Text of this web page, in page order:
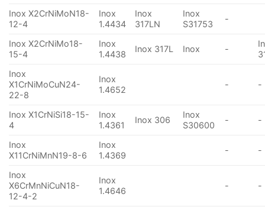
Inox X2CrNiMoN18-
12-4
Inox
1.4434
Inox
317LN
Inox
S31753
-
Inox X2CrNiMo18-
15-4
Inox
1.4438
Inox 317L Inox -
Inox
X1CrNiMoCuN24-
22-8
Inox
1.4652
- -
Inox X1CrNiSi18-15-
4
Inox
1.4361
Inox 306
Inox
S30600
- -
Inox
X11CrNiMnN19-8-6
Inox
1.4369
- -
Inox
X6CrMnNiCuN18-
12-4-2
Inox
1.4646
- -